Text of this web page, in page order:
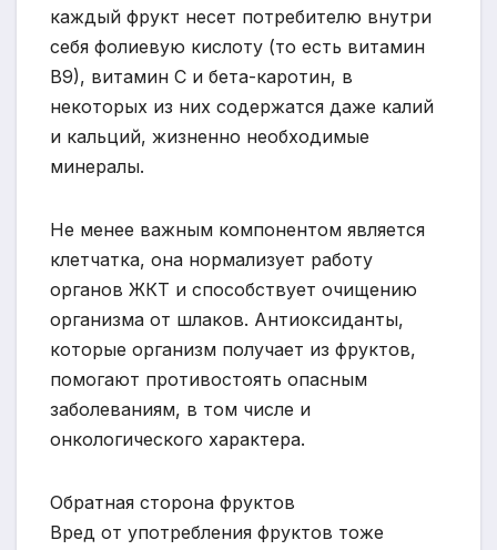
каждый фрукт несет потребителю внутри
себя фолиевую кислоту (то есть витамин
В9), витамин С и бета-каротин, в
некоторых из них содержатся даже калий
и кальций, жизненно необходимые
минералы.
Не менее важным компонентом является
клетчатка, она нормализует работу
органов ЖКТ и способствует очищению
организма от шлаков. Антиоксиданты,
которые организм получает из фруктов,
помогают противостоять опасным
заболеваниям, в том числе и
онкологического характера.
Обратная сторона фруктов
Вред от употребления фруктов тоже